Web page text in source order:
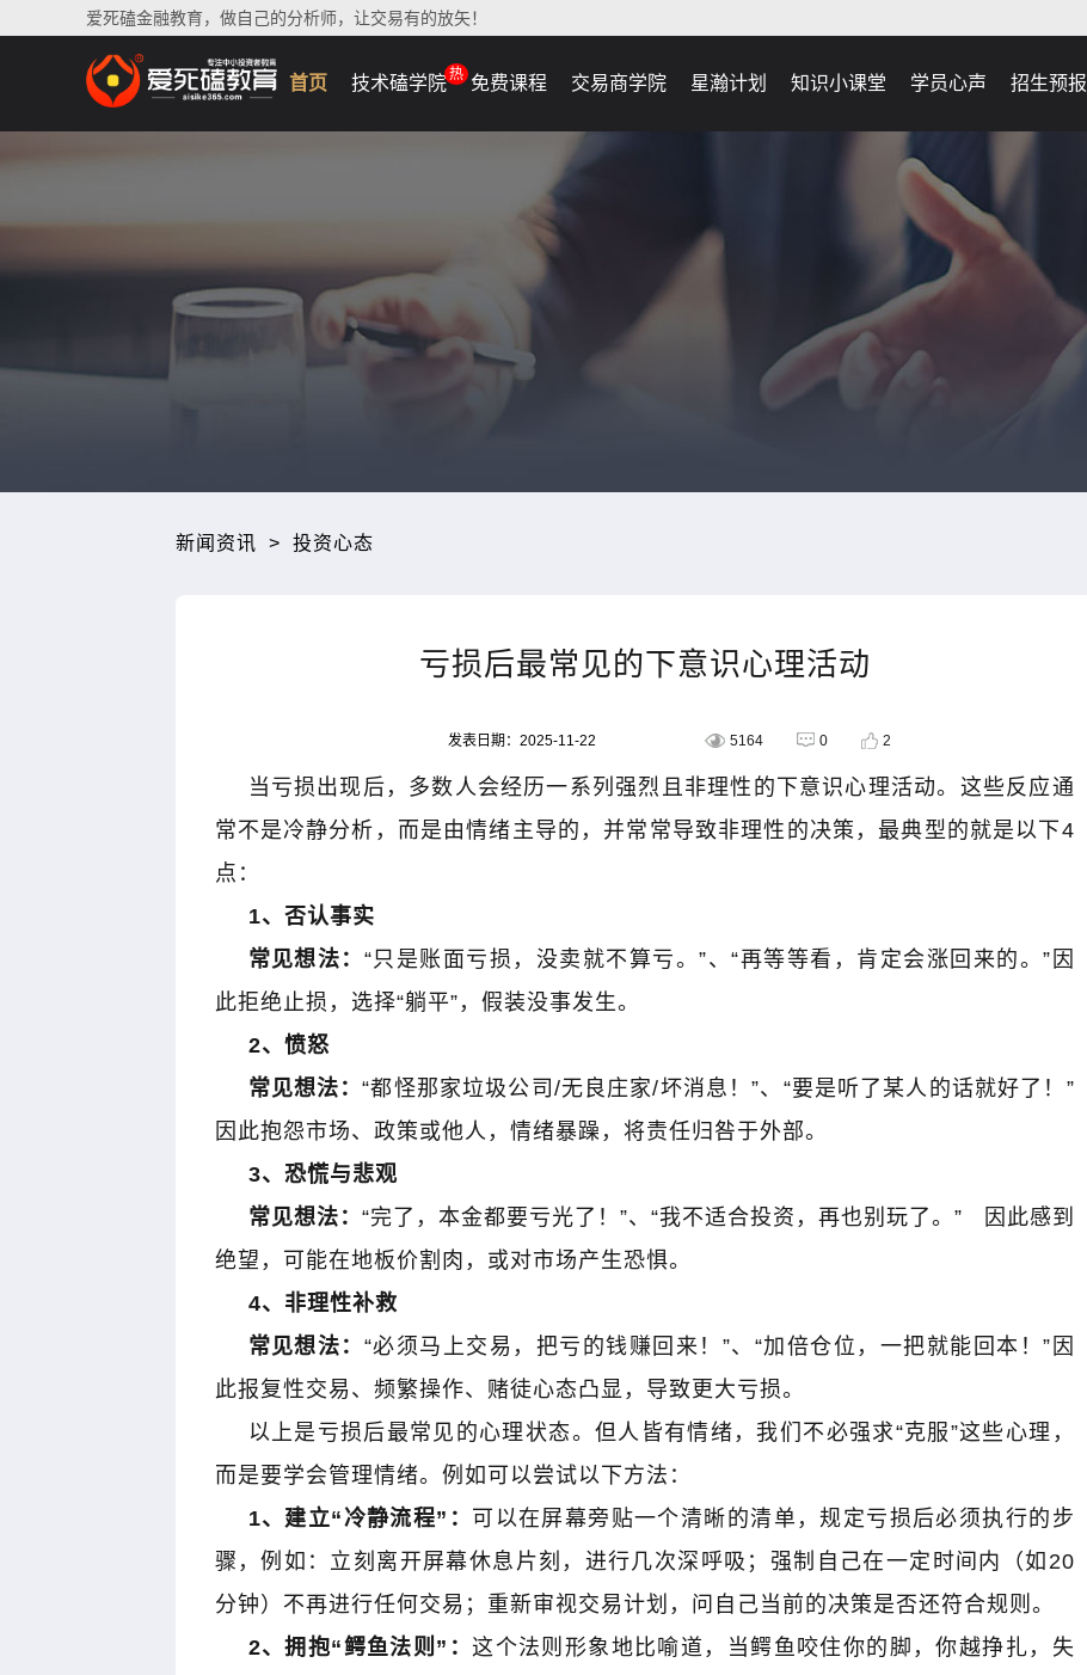
爱死磕金融教育，做自己的分析师，让交易有的放矢！
首页 技术磕学院热 免费课程 交易商学院 星瀚计划 知识小课堂 学员心声 招生预报
新闻资讯 > 投资心态
亏损后最常见的下意识心理活动
发表日期：2025-11-22 5164 0 2
当亏损出现后，多数人会经历一系列强烈且非理性的下意识心理活动。这些反应通
常不是冷静分析，而是由情绪主导的，并常常导致非理性的决策，最典型的就是以下 4
点：
1、否认事实
常见想法： “只是账面亏损，没卖就不算亏。”、“再等等看，肯定会涨回来的。” 因
此拒绝止损，选择“躺平” ，假装没事发生。
2、愤怒
常见想法：“都怪那家垃圾公司 /无良庄家/坏消息！”、“要是听了某人的话就好了！”
因此抱怨市场、政策或他人，情绪暴躁，将责任归咎于外部。
3、恐慌与悲观
常见想法： “完了，本金都要亏光了！”、“我不适合投资，再也别玩了。”
因此感到
绝望，可能在地板价割肉，或对市场产生恐惧。
4、非理性补救
常见想法： “必须马上交易，把亏的钱赚回来！”、“加倍仓位，一把就能回本！”因
此报复性交易、频繁操作、赌徒心态凸显，导致更大亏损。
以上是亏损后最常见的心理状态。但人皆有情绪，我们不必强求“克服”这些心理，
而是要学会管理情绪。例如可以尝试以下方法：
1、建立“冷静流程”： 可以在屏幕旁贴一个清晰的清单，规定亏损后必须执行的步
骤，例如：立刻离开屏幕休息片刻，进行几次深呼吸；强制自己在一定时间内（如 20
分钟）不再进行任何交易；重新审视交易计划，问自己当前的决策是否还符合规则。
2、拥抱“鳄鱼法则”：这个法则形象地比喻道，当鳄鱼咬住你的脚，你越挣扎，失